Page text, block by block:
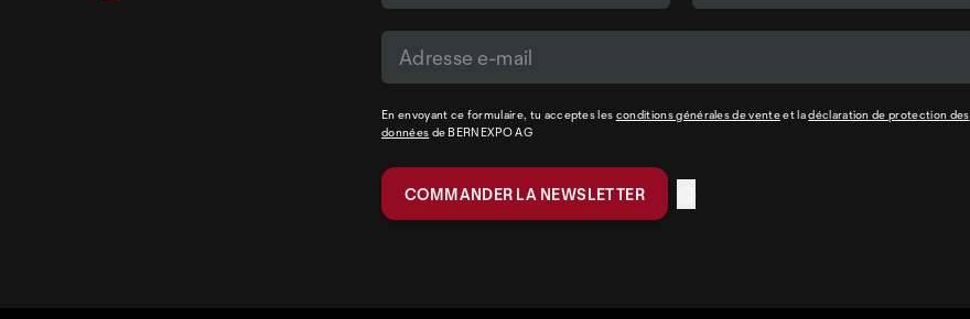
En envoyant ce formulaire, tu acceptes les conditions générales de venteet ladéclaration de protection des
données de BERNEXPO AG